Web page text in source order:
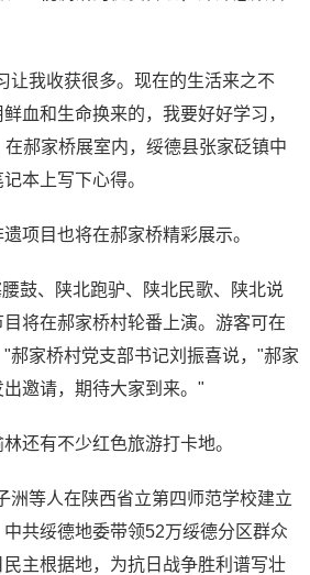
让我收获很多。现在的生活来之不
血和生命换来的，我要好好学习，
郝家桥展室内，绥德县张家砭镇中
本上写下心得。
项目也将在郝家桥精彩展示。
腰鼓、陕北跑驴、陕北民歌、陕北说
将在郝家桥村轮番上演。游客可在
郝家桥村党支部书记刘振喜说，"郝家
邀请，期待大家到来。"
还有不少红色旅游打卡地。
洲等人在陕西省立第四师范学校建立
共绥德地委带领52万绥德分区群众
主根据地，为抗日战争胜利谱写壮